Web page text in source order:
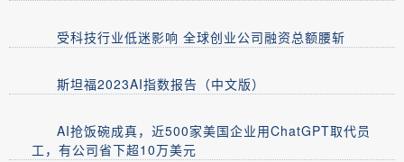
受科技行业低迷影响 全球创业公司融资总额腰斩
斯坦福2023AI指数报告（中文版）
AI抢饭碗成真，近500家美国企业用ChatGPT取代员
工，有公司省下超10万美元